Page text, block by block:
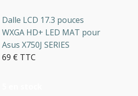
Dalle LCD 17.3 pouces
WXGA HD+ LED MAT pour
Asus X750J SERIES
69 € TTC